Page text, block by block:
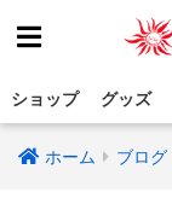
ショップ グッズ
ホーム ブログ